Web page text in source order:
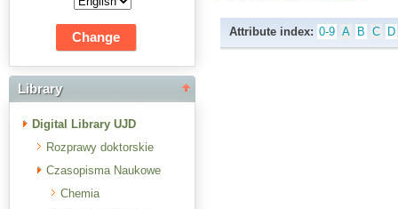
Library
Digital Library UJD
Rozprawy doktorskie
Czasopisma Naukowe
Chemia
Attribute index: 0-9 A B C D